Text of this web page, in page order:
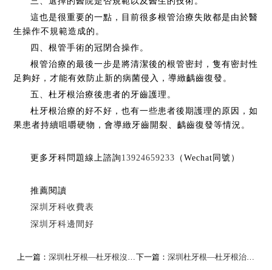
這也是很重要的一點，目前很多根管治療失敗都是由於醫
生操作不規範造成的。
四、根管手術的冠閉合操作。
根管治療的最後一步是將清潔後的根管密封，隻有密封性
足夠好，才能有效防止新的病菌侵入，導緻齲齒復發。
五、杜牙根治療後患者的牙齒護理。
杜牙根治療的好不好，也有一些患者後期護理的原因，如
果患者持續咀嚼硬物，會導緻牙齒開裂、齲齒復發等情況。
更多牙科問題線上諮詢 13924659233 （Wechat同號）
推薦閱讀
深圳牙科收費表
深圳牙科邊間好
上一篇：​深圳杜牙根—杜牙根沒戴牙冠裂了怎麼辦？ 下一篇： 深圳杜牙根—杜牙根治療後的牙冠製作